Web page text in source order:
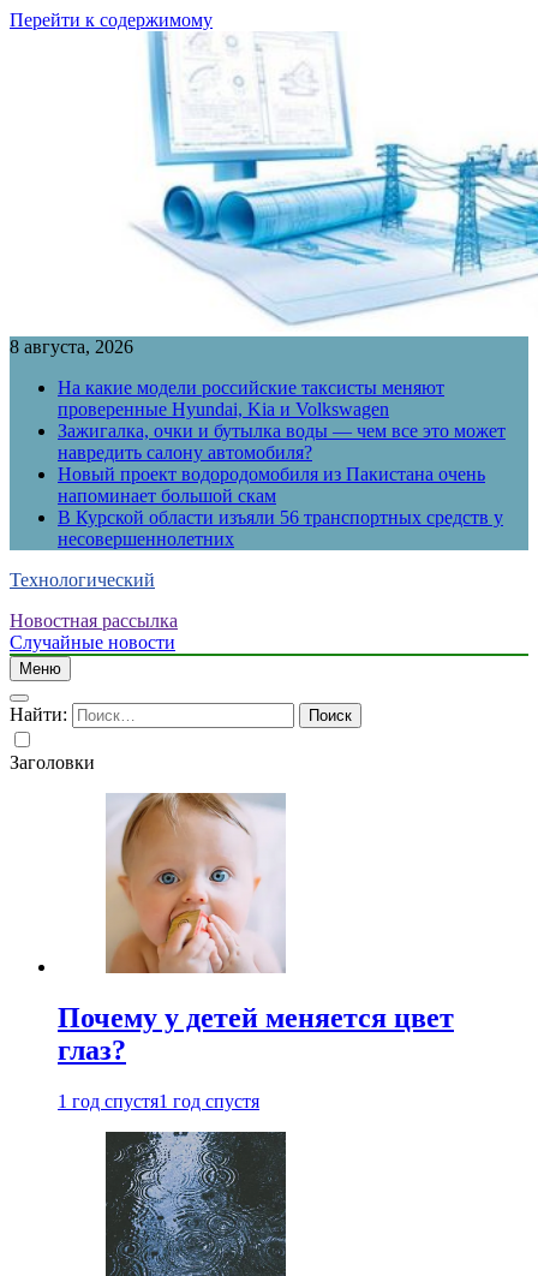
Перейти к содержимому
8 августа, 2026
На какие модели российские таксисты меняют
проверенные Hyundai, Kia и Volkswagen
Зажигалка, очки и бутылка воды — чем все это может
навредить салону автомобиля?
Новый проект водородомобиля из Пакистана очень
напоминает большой скам
В Курской области изъяли 56 транспортных средств у
несовершеннолетних
Технологический
Новостная рассылка
Случайные новости
Меню
Найти:
Заголовки
Почему у детей меняется цвет
глаз?
1 год спустя1 год спустя